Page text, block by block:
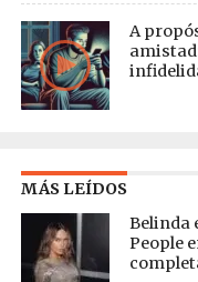
A
MÁS LEÍDOS
Belinda
People